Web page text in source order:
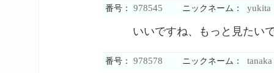
番号： 978545 ニックネーム： yukita
いいですね、もっと見たい
番号： 978578 ニックネーム： tanaka